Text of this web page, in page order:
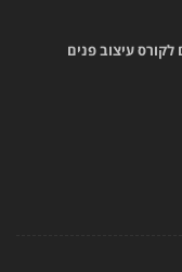
עיצוב פנים